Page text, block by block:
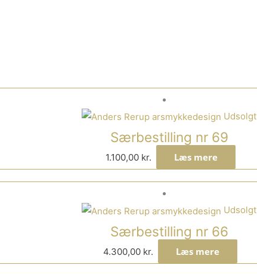
Udsolgt
Særbestilling nr 69
1.100,00 kr. Læs mere
Udsolgt
Særbestilling nr 66
4.300,00 kr. Læs mere